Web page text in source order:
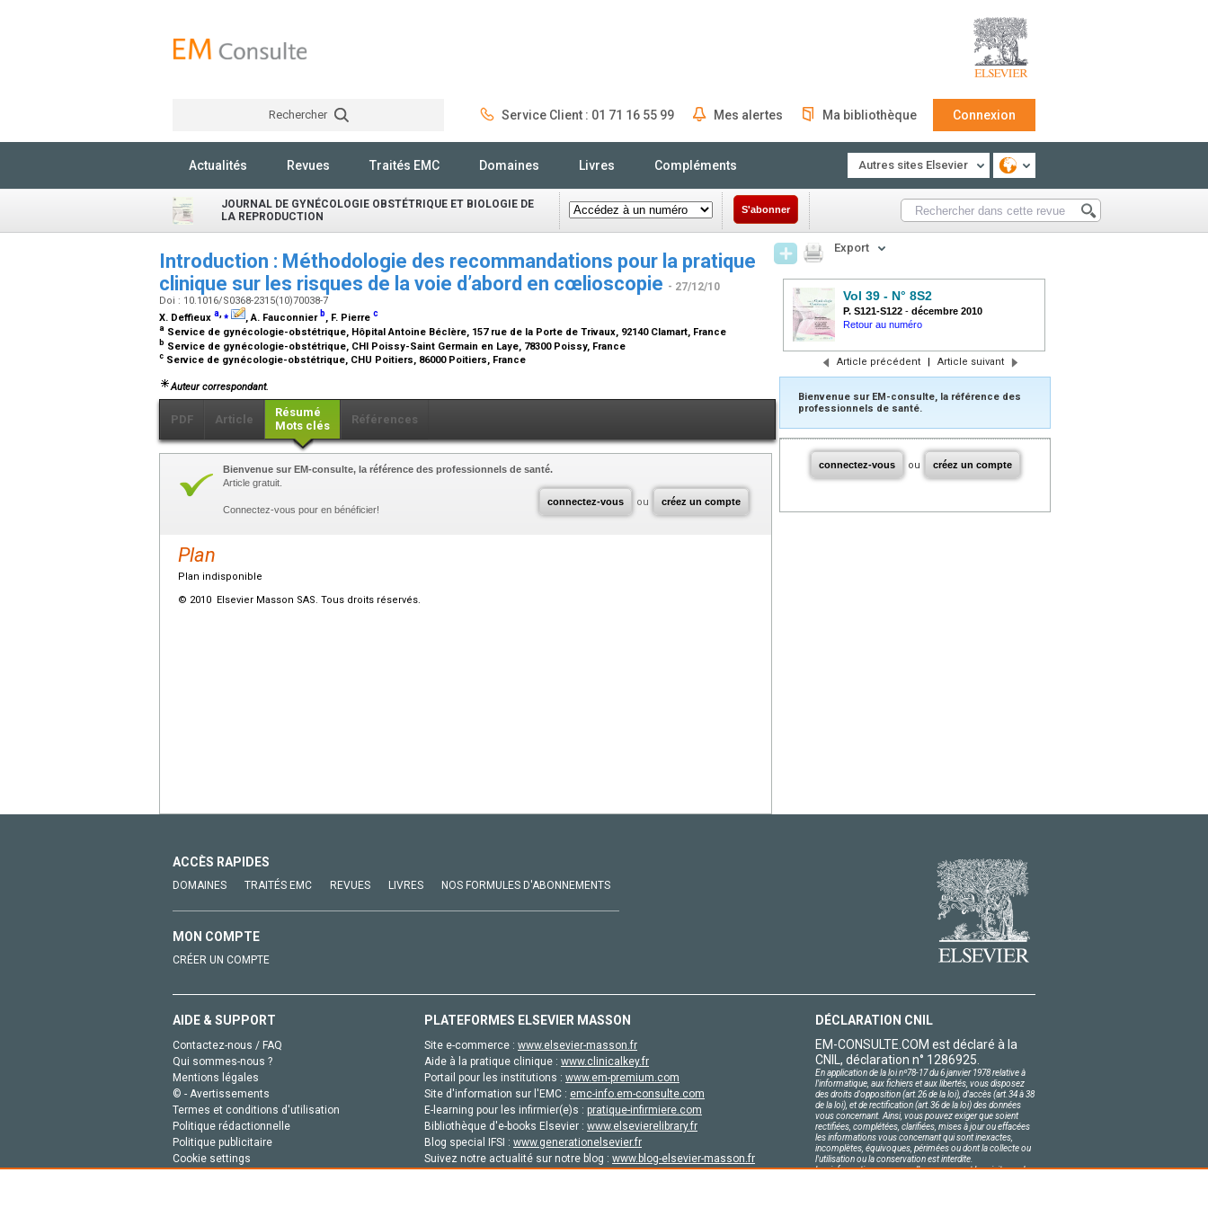
Rechercher Service Client : 01 71 16 55 99 Mes alertes Ma bibliothèque Connexion
Actualités Revues Traités EMC Domaines Livres Compléments Autres sites Elsevier
JOURNAL DE GYNÉCOLOGIE OBSTÉTRIQUE ET BIOLOGIE DE
LA REPRODUCTION
S'abonner
Introduction : Méthodologie des recommandations pour la pratique
clinique sur les risques de la voie d’abord en cœlioscopie - 27/12/10
Doi : 10.1016/S0368-2315(10)70038-7
X. Deffieux a,⁎ , A. Fauconnier b, F. Pierre c
a Service de gynécologie-obstétrique, Hôpital Antoine Béclère, 157 rue de la Porte de Trivaux, 92140 Clamart, France
b Service de gynécologie-obstétrique, CHI Poissy-Saint Germain en Laye, 78300 Poissy, France
c Service de gynécologie-obstétrique, CHU Poitiers, 86000 Poitiers, France
Auteur correspondant.
PDF Article
Résumé
Mots clés
Références
connectez-vous ou créez un compte
Bienvenue sur EM-consulte, la référence des professionnels de santé.
Article gratuit.
Connectez-vous pour en bénéficier!
Plan
Plan indisponible
© 2010 Elsevier Masson SAS. Tous droits réservés.
Export
Vol 39 - N° 8S2
P. S121-S122 - décembre 2010
Retour au numéro
Article précédent | Article suivant
Bienvenue sur EM-consulte, la référence des
professionnels de santé.
connectez-vous ou créez un compte
ACCÈS RAPIDES
DOMAINES TRAITÉS EMC REVUES LIVRES NOS FORMULES D'ABONNEMENTS
MON COMPTE
CRÉER UN COMPTE
AIDE & SUPPORT
Contactez-nous / FAQ
Qui sommes-nous ?
Mentions légales
© - Avertissements
Termes et conditions d'utilisation
Politique rédactionnelle
Politique publicitaire
Cookie settings
PLATEFORMES ELSEVIER MASSON
Site e-commerce : www.elsevier-masson.fr
Aide à la pratique clinique : www.clinicalkey.fr
Portail pour les institutions : www.em-premium.com
Site d'information sur l'EMC : emc-info.em-consulte.com
E-learning pour les infirmier(e)s : pratique-infirmiere.com
Bibliothèque d'e-books Elsevier : www.elsevierelibrary.fr
Blog special IFSI : www.generationelsevier.fr
Suivez notre actualité sur notre blog : www.blog-elsevier-masson.fr
DÉCLARATION CNIL
EM-CONSULTE.COM est déclaré à la
CNIL, déclaration n° 1286925.
En application de la loi nº78-17 du 6 janvier 1978 relative à
l'informatique, aux fichiers et aux libertés, vous disposez
des droits d'opposition (art.26 de la loi), d'accès (art.34 à 38
de la loi), et de rectification (art.36 de la loi) des données
vous concernant. Ainsi, vous pouvez exiger que soient
rectifiées, complétées, clarifiées, mises à jour ou effacées
les informations vous concernant qui sont inexactes,
incomplètes, équivoques, périmées ou dont la collecte ou
l'utilisation ou la conservation est interdite.
Les informations personnelles concernant les visiteurs de